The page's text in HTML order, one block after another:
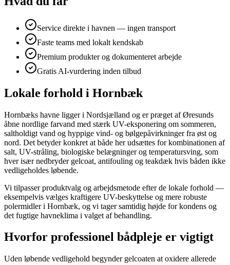
Service direkte i havnen — ingen transport
Faste teams med lokalt kendskab
Premium produkter og dokumenteret arbejde
Gratis AI-vurdering inden tilbud
Lokale forhold i Hornbæk
Hornbæks havne ligger i Nordsjælland og er præget af Øresunds
åbne nordlige farvand med stærk UV-eksponering om sommeren,
saltholdigt vand og hyppige vind- og bølgepåvirkninger fra øst og
nord. Det betyder konkret at både her udsættes for kombinationen af
salt, UV-stråling, biologiske belægninger og temperatursving, som
hver især nedbryder gelcoat, antifouling og teakdæk hvis båden ikke
vedligeholdes løbende.
Vi tilpasser produktvalg og arbejdsmetode efter de lokale forhold —
eksempelvis vælges kraftigere UV-beskyttelse og mere robuste
polermidler i Hornbæk, og vi tager samtidig højde for kondens og
det fugtige havneklima i valget af behandling.
Hvorfor professionel bådpleje er vigtigt
Uden løbende vedligehold begynder gelcoaten at oxidere allerede